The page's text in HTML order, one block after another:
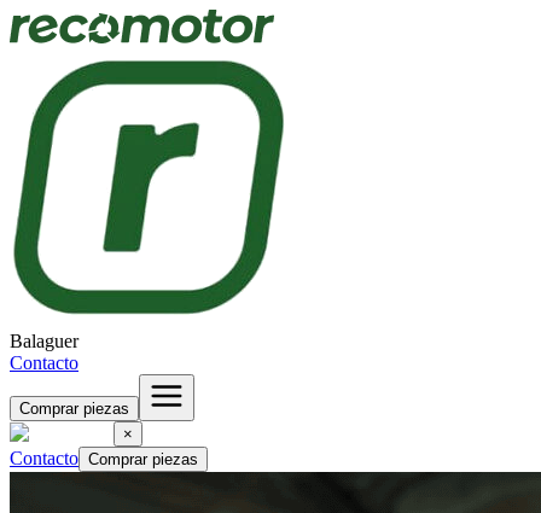
Balaguer
Contacto
Comprar piezas
×
Contacto Comprar piezas